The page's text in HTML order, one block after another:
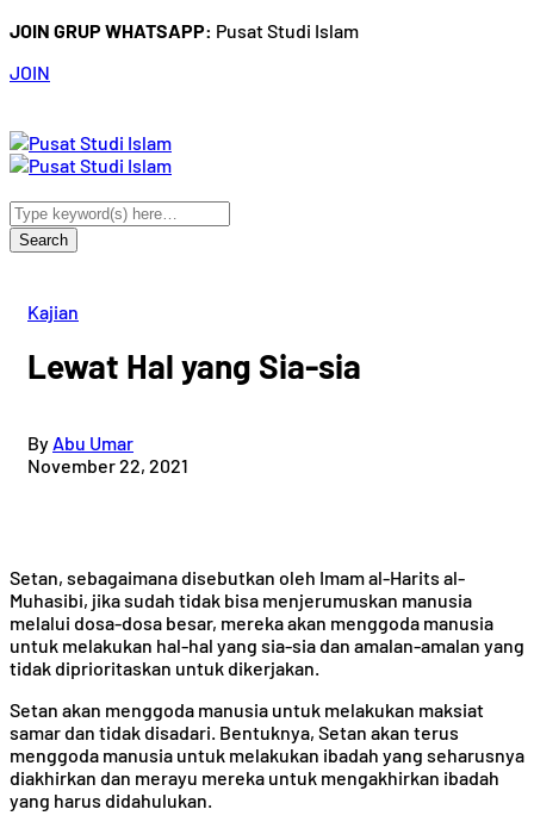
JOIN GRUP WHATSAPP: Pusat Studi Islam
JOIN
Kajian
Lewat Hal yang Sia-sia
By Abu Umar
November 22, 2021
Setan, sebagaimana disebutkan oleh Imam al-Harits al-
Muhasibi, jika sudah tidak bisa menjerumuskan manusia
melalui dosa-dosa besar, mereka akan menggoda manusia
untuk melakukan hal-hal yang sia-sia dan amalan-amalan yang
tidak diprioritaskan untuk dikerjakan.
Setan akan menggoda manusia untuk melakukan maksiat
samar dan tidak disadari. Bentuknya, Setan akan terus
menggoda manusia untuk melakukan ibadah yang seharusnya
diakhirkan dan merayu mereka untuk mengakhirkan ibadah
yang harus didahulukan.